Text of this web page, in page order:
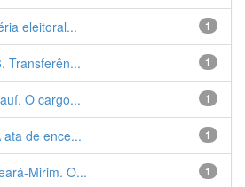
1
eleitoral...
1
Transferên...
1
O cargo...
1
ata de ence...
1
Mirim. O...